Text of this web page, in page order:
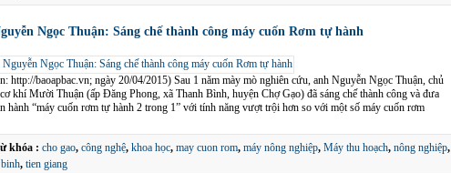
Ngọc Thuận: Sáng chế thành công máy cuốn Rơm tự hành
http://baoapbac.vn; ngày 20/04/2015) Sau 1 năm mày mò nghiên cứu, anh Nguyễn Ngọc Thuận, chủ
khí Mười Thuận (ấp Đăng Phong, xã Thanh Bình, huyện Chợ Gạo) đã sáng chế thành công và đưa
hành “máy cuốn rơm tự hành 2 trong 1” với tính năng vượt trội hơn so với một số máy cuốn rơm
khóa : cho gao, công nghệ, khoa học, may cuon rom, máy nông nghiệp, Máy thu hoạch, nông nghiệp,
, tien giang